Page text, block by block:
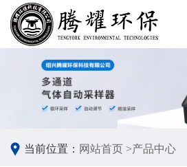
当前位置： 网站首页 >产品中心